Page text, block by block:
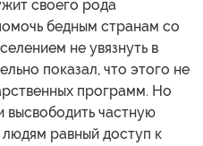
своего рода
бедным странам со
не увязнуть в
показал, что этого не
программ. Но
высвободить частную
людям равный доступ к